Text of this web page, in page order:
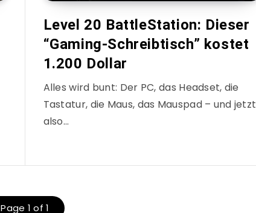
Level 20 BattleStation: Dieser
“Gaming-Schreibtisch” kostet
1.200 Dollar
Alles wird bunt: Der PC, das Headset, die
Tastatur, die Maus, das Mauspad – und jetzt
also…
Page 1 of 1